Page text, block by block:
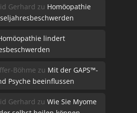
Gerhard zu Homöopathie
lindert
Böhme zu Mit der GAPS™-
Psyche beeinflussen
Gerhard zu Wie Sie Myome